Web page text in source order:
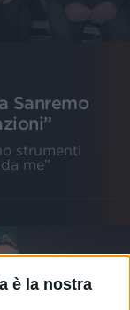
è la nostra
Sanremo
strumenti
me”